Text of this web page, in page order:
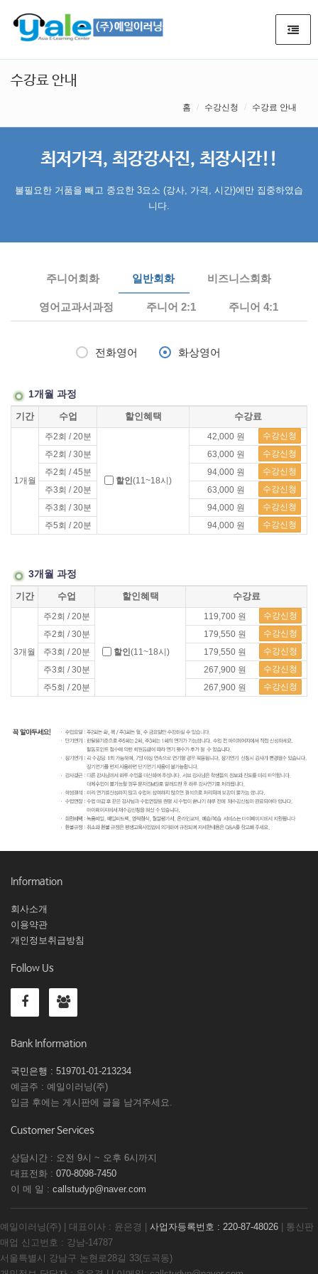
수강료 안내
홈 수강신청 수강료 안내
최저가격, 최강강사진, 최장시간!!
불필요한 거품을 빼고 중요한 3요소 (강사, 가격, 시간)에만 집중하였습
니다.
주니어회화 일반회화 비즈니스회화
영어교과서과정 주니어 2:1 주니어 4:1
전화영어 화상영어
1개월 과정
기간 수업 할인혜택 수강료
1개월
주2회 / 20분
할인(11~18시)
42,000 원
수강신청
주2회 / 30분
63,000 원
수강신청
주2회 / 45분
94,000 원
수강신청
주3회 / 20분
63,000 원
수강신청
주3회 / 30분
94,000 원
수강신청
주5회 / 20분
94,000 원 수강신청
3개월 과정
기간 수업 할인혜택 수강료
3개월
주2회 / 20분
할인(11~18시)
119,700 원
수강신청
주2회 / 30분
179,550 원
수강신청
주3회 / 20분
179,550 원
수강신청
주3회 / 30분
267,900 원
수강신청
주5회 / 20분
267,900 원 수강신청
Information
회사소개
이용약관
개인정보취급방침
Follow Us
Bank Information
국민은행 : 519701-01-213234
예금주 : 예일이러닝(주)
입금 후에는 게시판에 글을 남겨주세요.
Customer Services
상담시간 : 오전 9시 ~ 오후 6시까지
대표전화 : 070-8098-7450
이 메 일 : callstudyp@naver.com
예일이러닝(주) | 대표이사 : 윤은경 | 사업자등록번호 : 220-87-48026 | 통신판
매업 신고번호 : 강남-14787
서울특별시 강남구 논현로28길 33(도곡동)